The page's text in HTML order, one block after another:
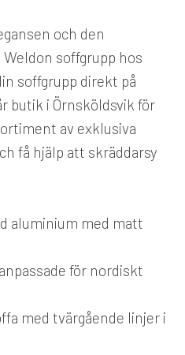
och den
soffgrupp hos
soffgrupp direkt på
butik i Örnsköldsvik för
av exklusiva
få hjälp att skräddarsy
aluminium med matt
för nordiskt
med tvärgående linjer i